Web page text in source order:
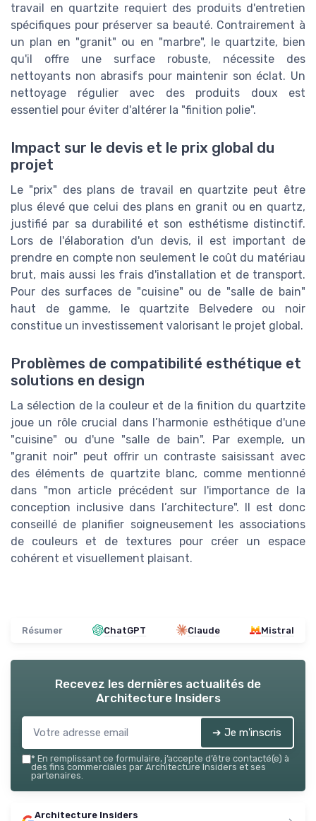
travail en quartzite requiert des produits d'entretien
spécifiques pour préserver sa beauté. Contrairement à
un plan en "granit" ou en "marbre", le quartzite, bien
qu'il offre une surface robuste, nécessite des
nettoyants non abrasifs pour maintenir son éclat. Un
nettoyage régulier avec des produits doux est
essentiel pour éviter d'altérer la "finition polie".
Impact sur le devis et le prix global du
projet
Le "prix" des plans de travail en quartzite peut être
plus élevé que celui des plans en granit ou en quartz,
justifié par sa durabilité et son esthétisme distinctif.
Lors de l'élaboration d'un devis, il est important de
prendre en compte non seulement le coût du matériau
brut, mais aussi les frais d'installation et de transport.
Pour des surfaces de "cuisine" ou de "salle de bain"
haut de gamme, le quartzite Belvedere ou noir
constitue un investissement valorisant le projet global.
Problèmes de compatibilité esthétique et
solutions en design
La sélection de la couleur et de la finition du quartzite
joue un rôle crucial dans l’harmonie esthétique d'une
"cuisine" ou d'une "salle de bain". Par exemple, un
"granit noir" peut offrir un contraste saisissant avec
des éléments de quartzite blanc, comme mentionné
dans "mon article précédent sur l'importance de la
conception inclusive dans l’architecture". Il est donc
conseillé de planifier soigneusement les associations
de couleurs et de textures pour créer un espace
cohérent et visuellement plaisant.
Résumer ChatGPT Claude Mistral
Recevez les dernières actualités de
Architecture Insiders
➔ Je m'inscris
* En remplissant ce formulaire, j’accepte d’être contacté(e) à
des fins commerciales par Architecture Insiders et ses
partenaires.
Architecture Insiders